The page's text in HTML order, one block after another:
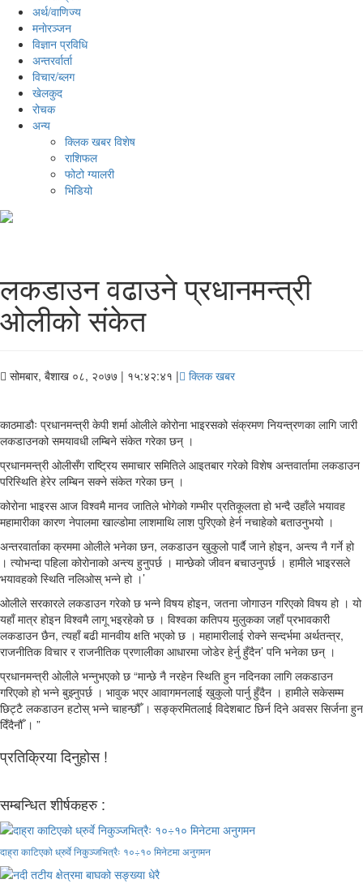
अर्थ/वाणिज्य
मनाेरञ्जन
विज्ञान प्रविधि
अन्तरर्वार्ता
विचार/ब्लग
खेलकुद
रोचक
अन्य
क्लिक खबर विशेष
राशिफल
फोटो ग्यालरी
भिडियो
लकडाउन वढाउने प्रधानमन्त्री
ओलीको संकेत
सोमबार, बैशाख ०८, २०७७ | १५:४२:४१ | क्लिक खबर
काठमाडौः प्रधानमन्त्री केपी शर्मा ओलीले कोरोना भाइरसको संक्रमण नियन्त्रणका लागि जारी
लकडाउनको समयावधी लम्बिने संकेत गरेका छन् ।
प्रधानमन्त्री ओलीसँग राष्ट्रिय समाचार समितिले आइतबार गरेको विशेष अन्तवार्तामा लकडाउन
परिस्थिति हेरेर लम्बिन सक्ने संकेत गरेका छन् ।
कोरोना भाइरस आज विश्वमै मानव जातिले भोगेको गम्भीर प्रतिकूलता हो भन्दै उहाँले भयावह
महामारीका कारण नेपालमा खाल्डोमा लाशमाथि लाश पुरिएको हेर्न नचाहेको बताउनुभयो ।
अन्तरवार्ताका क्रममा ओलीले भनेका छन, लकडाउन खुकुलो पार्दै जाने होइन, अन्त्य नै गर्ने हो
। त्योभन्दा पहिला कोरोनाको अन्त्य हुनुपर्छ । मान्छेको जीवन बचाउनुपर्छ । हामीले भाइरसले
भयावहको स्थिति नलिओस् भन्ने हो ।’
ओलीले सरकारले लकडाउन गरेको छ भन्ने विषय होइन, जतना जोगाउन गरिएको विषय हो । यो
यहाँ मात्र होइन विश्वमै लागू भइरहेको छ । विश्वका कतिपय मुलुकका जहाँ प्रभावकारी
लकडाउन छैन, त्यहाँ बढी मानवीय क्षति भएको छ । महामारीलाई रोक्ने सन्दर्भमा अर्थतन्त्र,
राजनीतिक विचार र राजनीतिक प्रणालीका आधारमा जोडेर हेर्नु हुँदैन’ पनि भनेका छन् ।
प्रधानमन्त्री ओलीले भन्नुभएको छ “मान्छे नै नरहेन स्थिति हुन नदिनका लागि लकडाउन
गरिएको हो भन्ने बुझ्नुपर्छ । भावुक भएर आवागमनलाई खुकुलो पार्नु हुँदैन । हामीले सकेसम्म
छिट्टै लकडाउन हटोस् भन्ने चाहन्छौँ । सङ्क्रमितलाई विदेशबाट छिर्न दिने अवसर सिर्जना हुन
दिँदैनौँ । ”
प्रतिक्रिया दिनुहोस !
सम्बन्धित शीर्षकहरु :
दाह्रा काटिएको ध्रुर्वे निकुञ्जभित्रैः १०÷१० मिनेटमा अनुगमन